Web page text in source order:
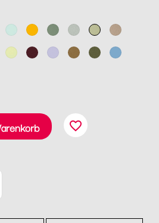
Gletscherminze
HonigKaktusLehmgrau
LindgrünMuskat
Zitronensorbet
Schwarzkirsche
Marshmallo
Lebkuchen
PestoMaya
favorite_border